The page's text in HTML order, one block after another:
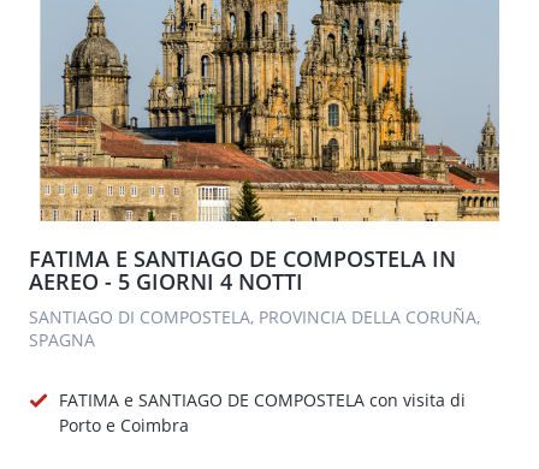
FATIMA E SANTIAGO DE COMPOSTELA IN
AEREO - 5 GIORNI 4 NOTTI
SANTIAGO DI COMPOSTELA, PROVINCIA DELLA CORUÑA,
SPAGNA
FATIMA e SANTIAGO DE COMPOSTELA con visita di
Porto e Coimbra